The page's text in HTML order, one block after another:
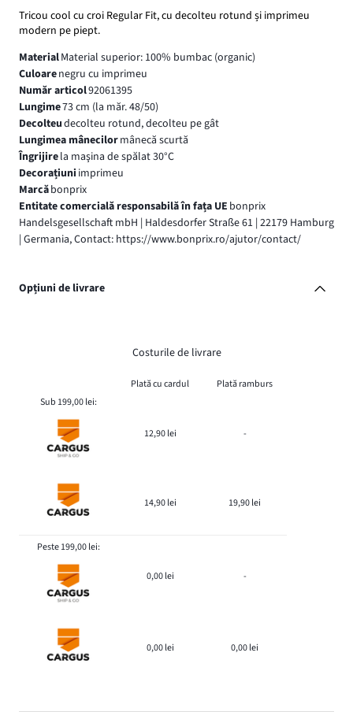
Tricou cool cu croi Regular Fit, cu decolteu rotund și imprimeu
modern pe piept.
MaterialMaterial superior: 100% bumbac (organic)
Culoarenegru cu imprimeu
Număr articol92061395
Lungime73 cm (la măr. 48/50)
Decolteudecolteu rotund, decolteu pe gât
Lungimea mânecilormânecă scurtă
Îngrijirela maşina de spălat 30°C
Decorațiuni imprimeu
Marcăbonprix
Entitate comercială responsabilă în fața UE bonprix
Handelsgesellschaft mbH | Haldesdorfer Straße 61 | 22179 Hamburg
| Germania, Contact: https://www.bonprix.ro/ajutor/contact/
Opțiuni de livrare
Costurile de livrare
Plată cu cardul
Plată ramburs
Sub 199,00 lei:
12,90 lei -
14,90 lei 19,90 lei
Peste 199,00 lei:
0,00 lei -
0,00 lei 0,00 lei